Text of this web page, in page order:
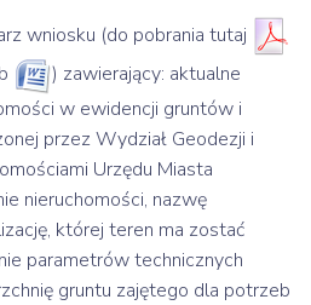
wniosku (do pobrania tutaj
) zawierający: aktualne
w ewidencji gruntów i
przez Wydział Geodezji i
Urzędu Miasta
nieruchomości, nazwę
której teren ma zostać
parametrów technicznych
gruntu zajętego dla potrzeb